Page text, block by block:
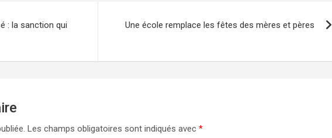
: la sanction qui
Une école remplace les fêtes des mères et pères
Les champs obligatoires sont indiqués avec *